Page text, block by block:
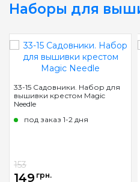
Наборы для
33-15 Садовники. Набор для
вышивки крестом Magic
Needle
под заказ 1-2 дня
153
149 грн.